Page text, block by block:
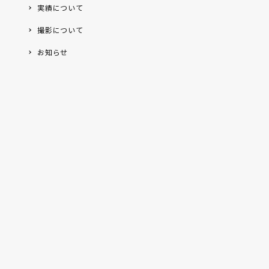
実績について
撮影について
お知らせ